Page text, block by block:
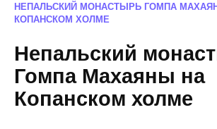
НЕПАЛЬСКИЙ МОНАСТЫРЬ ГОМПА
КОПАНСКОМ ХОЛМЕ
Непальский
Гомпа Махаяны на
Копанском холме